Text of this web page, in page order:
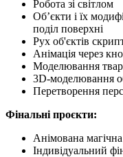
Робота зі світлом
Об’єкти і їх
поділ поверхні
Рух об'єктів
Анімація через
Моделювання
3D-моделювання
Перетворення
Фінальні проєкти:
Анімована
Індивідуальний